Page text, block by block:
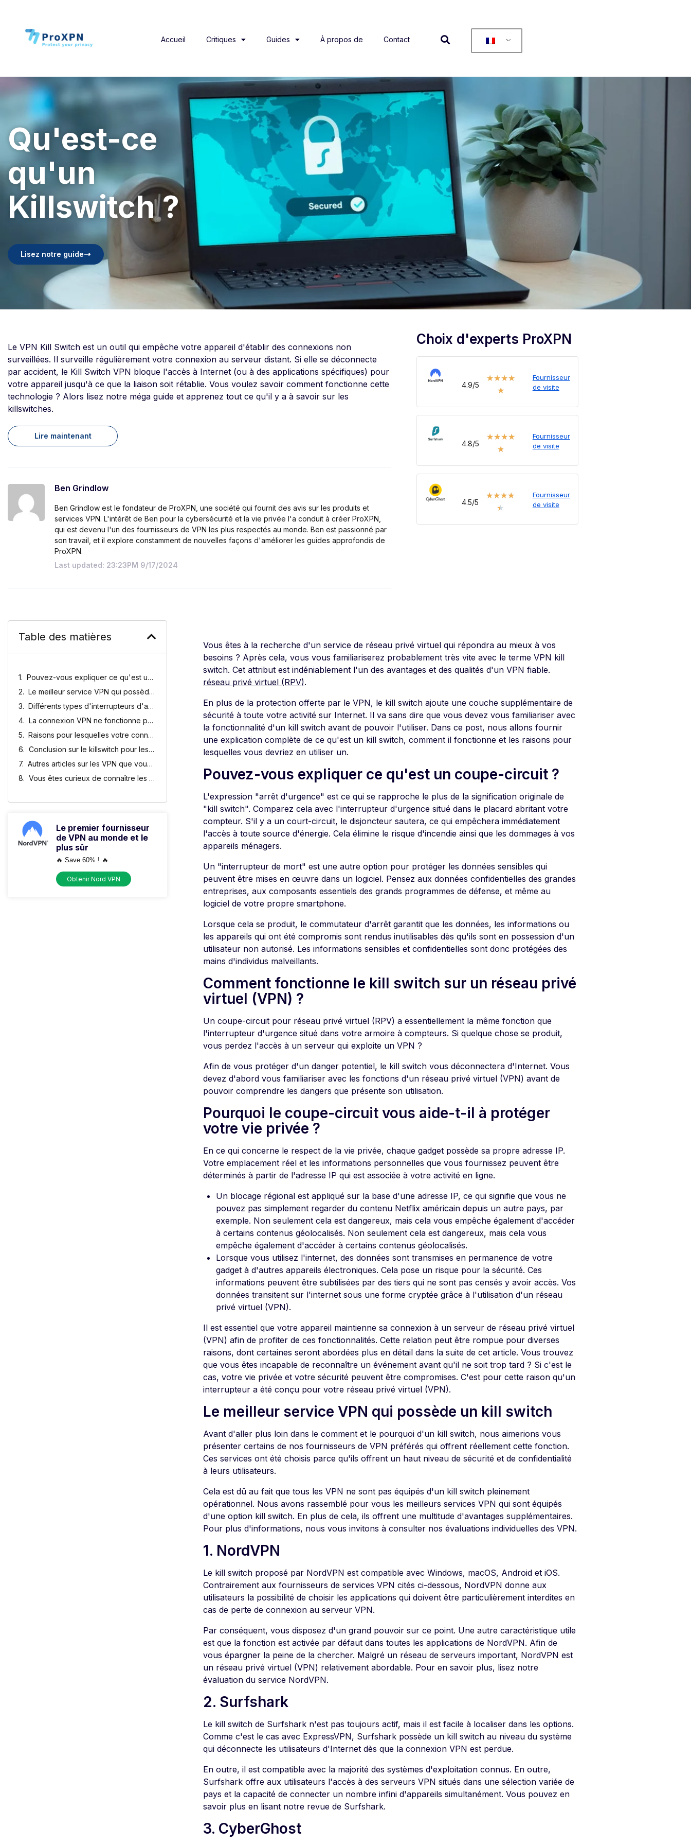
Accueil Critiques Guides À propos de Contact
Qu'est-ce
qu'un
Killswitch ?
Lisez notre guide
Le VPN Kill Switch est un outil qui empêche votre appareil d'établir des connexions non
surveillées. Il surveille régulièrement votre connexion au serveur distant. Si elle se déconnecte
par accident, le Kill Switch VPN bloque l'accès à Internet (ou à des applications spécifiques) pour
votre appareil jusqu'à ce que la liaison soit rétablie. Vous voulez savoir comment fonctionne cette
technologie ? Alors lisez notre méga guide et apprenez tout ce qu'il y a à savoir sur les
killswitches.
Lire maintenant
Ben Grindlow
Ben Grindlow est le fondateur de ProXPN, une société qui fournit des avis sur les produits et
services VPN. L'intérêt de Ben pour la cybersécurité et la vie privée l'a conduit à créer ProXPN,
qui est devenu l'un des fournisseurs de VPN les plus respectés au monde. Ben est passionné par
son travail, et il explore constamment de nouvelles façons d'améliorer les guides approfondis de
ProXPN.
Last updated: 23:23PM 9/17/2024
Choix d'experts ProXPN
4.9/5
★★★★
★
Fournisseur
de visite
4.8/5
★★★★
★
Fournisseur
de visite
4.5/5
★★★★
★
Fournisseur
de visite
Table des matières
Pouvez-vous expliquer ce qu'est un coupe-circuit ?
Le meilleur service VPN qui possède un kill switch
Différents types d'interrupteurs d'arrêt
La connexion VPN ne fonctionne pas, quels sont les dangers potentiels ?
Raisons pour lesquelles votre connexion VPN ne cesse de s'interrompre
Conclusion sur le killswitch pour les VPNs
Autres articles sur les VPN que vous pourriez aimer
Vous êtes curieux de connaître les choix de nos experts en matière de protection de la vie privée ?
Le premier fournisseur
de VPN au monde et le
plus sûr
🔥 Save 60% ! 🔥
Obtenir Nord VPN
Vous êtes à la recherche d'un service de réseau privé virtuel qui répondra au mieux à vos
besoins ? Après cela, vous vous familiariserez probablement très vite avec le terme VPN kill
switch. Cet attribut est indéniablement l'un des avantages et des qualités d'un VPN fiable.
réseau privé virtuel (RPV).
En plus de la protection offerte par le VPN, le kill switch ajoute une couche supplémentaire de
sécurité à toute votre activité sur Internet. Il va sans dire que vous devez vous familiariser avec
la fonctionnalité d'un kill switch avant de pouvoir l'utiliser. Dans ce post, nous allons fournir
une explication complète de ce qu'est un kill switch, comment il fonctionne et les raisons pour
lesquelles vous devriez en utiliser un.
Pouvez-vous expliquer ce qu'est un coupe-circuit ?
L'expression "arrêt d'urgence" est ce qui se rapproche le plus de la signification originale de
"kill switch". Comparez cela avec l'interrupteur d'urgence situé dans le placard abritant votre
compteur. S'il y a un court-circuit, le disjoncteur sautera, ce qui empêchera immédiatement
l'accès à toute source d'énergie. Cela élimine le risque d'incendie ainsi que les dommages à vos
appareils ménagers.
Un "interrupteur de mort" est une autre option pour protéger les données sensibles qui
peuvent être mises en œuvre dans un logiciel. Pensez aux données confidentielles des grandes
entreprises, aux composants essentiels des grands programmes de défense, et même au
logiciel de votre propre smartphone.
Lorsque cela se produit, le commutateur d'arrêt garantit que les données, les informations ou
les appareils qui ont été compromis sont rendus inutilisables dès qu'ils sont en possession d'un
utilisateur non autorisé. Les informations sensibles et confidentielles sont donc protégées des
mains d'individus malveillants.
Comment fonctionne le kill switch sur un réseau privé
virtuel (VPN) ?
Un coupe-circuit pour réseau privé virtuel (RPV) a essentiellement la même fonction que
l'interrupteur d'urgence situé dans votre armoire à compteurs. Si quelque chose se produit,
vous perdez l'accès à un serveur qui exploite un VPN ?
Afin de vous protéger d'un danger potentiel, le kill switch vous déconnectera d'Internet. Vous
devez d'abord vous familiariser avec les fonctions d'un réseau privé virtuel (VPN) avant de
pouvoir comprendre les dangers que présente son utilisation.
Pourquoi le coupe-circuit vous aide-t-il à protéger
votre vie privée ?
En ce qui concerne le respect de la vie privée, chaque gadget possède sa propre adresse IP.
Votre emplacement réel et les informations personnelles que vous fournissez peuvent être
déterminés à partir de l'adresse IP qui est associée à votre activité en ligne.
Un blocage régional est appliqué sur la base d'une adresse IP, ce qui signifie que vous ne
pouvez pas simplement regarder du contenu Netflix américain depuis un autre pays, par
exemple. Non seulement cela est dangereux, mais cela vous empêche également d'accéder
à certains contenus géolocalisés. Non seulement cela est dangereux, mais cela vous
empêche également d'accéder à certains contenus géolocalisés.
Lorsque vous utilisez l'internet, des données sont transmises en permanence de votre
gadget à d'autres appareils électroniques. Cela pose un risque pour la sécurité. Ces
informations peuvent être subtilisées par des tiers qui ne sont pas censés y avoir accès. Vos
données transitent sur l'internet sous une forme cryptée grâce à l'utilisation d'un réseau
privé virtuel (VPN).
Il est essentiel que votre appareil maintienne sa connexion à un serveur de réseau privé virtuel
(VPN) afin de profiter de ces fonctionnalités. Cette relation peut être rompue pour diverses
raisons, dont certaines seront abordées plus en détail dans la suite de cet article. Vous trouvez
que vous êtes incapable de reconnaître un événement avant qu'il ne soit trop tard ? Si c'est le
cas, votre vie privée et votre sécurité peuvent être compromises. C'est pour cette raison qu'un
interrupteur a été conçu pour votre réseau privé virtuel (VPN).
Le meilleur service VPN qui possède un kill switch
Avant d'aller plus loin dans le comment et le pourquoi d'un kill switch, nous aimerions vous
présenter certains de nos fournisseurs de VPN préférés qui offrent réellement cette fonction.
Ces services ont été choisis parce qu'ils offrent un haut niveau de sécurité et de confidentialité
à leurs utilisateurs.
Cela est dû au fait que tous les VPN ne sont pas équipés d'un kill switch pleinement
opérationnel. Nous avons rassemblé pour vous les meilleurs services VPN qui sont équipés
d'une option kill switch. En plus de cela, ils offrent une multitude d'avantages supplémentaires.
Pour plus d'informations, nous vous invitons à consulter nos évaluations individuelles des VPN.
1. NordVPN
Le kill switch proposé par NordVPN est compatible avec Windows, macOS, Android et iOS.
Contrairement aux fournisseurs de services VPN cités ci-dessous, NordVPN donne aux
utilisateurs la possibilité de choisir les applications qui doivent être particulièrement interdites en
cas de perte de connexion au serveur VPN.
Par conséquent, vous disposez d'un grand pouvoir sur ce point. Une autre caractéristique utile
est que la fonction est activée par défaut dans toutes les applications de NordVPN. Afin de
vous épargner la peine de la chercher. Malgré un réseau de serveurs important, NordVPN est
un réseau privé virtuel (VPN) relativement abordable. Pour en savoir plus, lisez notre
évaluation du service NordVPN.
2. Surfshark
Le kill switch de Surfshark n'est pas toujours actif, mais il est facile à localiser dans les options.
Comme c'est le cas avec ExpressVPN, Surfshark possède un kill switch au niveau du système
qui déconnecte les utilisateurs d'Internet dès que la connexion VPN est perdue.
En outre, il est compatible avec la majorité des systèmes d'exploitation connus. En outre,
Surfshark offre aux utilisateurs l'accès à des serveurs VPN situés dans une sélection variée de
pays et la capacité de connecter un nombre infini d'appareils simultanément. Vous pouvez en
savoir plus en lisant notre revue de Surfshark.
3. CyberGhost